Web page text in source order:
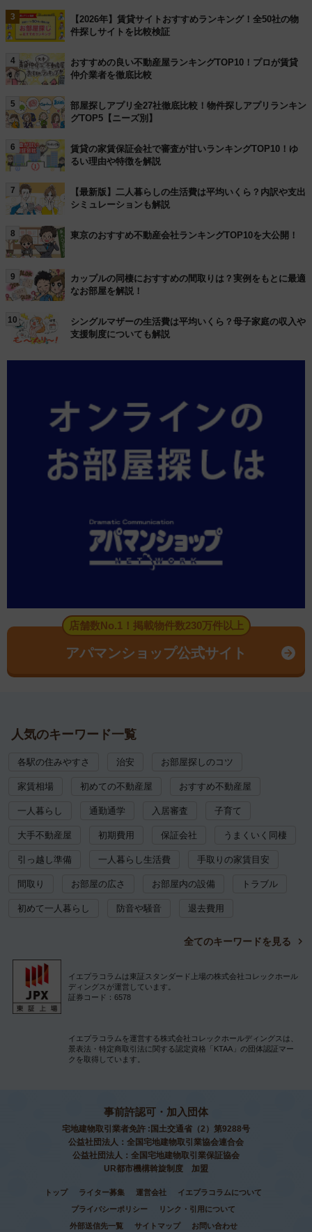
3
【2026年】賃貸サイトおすすめランキング！全50社の物
件探しサイトを比較検証
4
おすすめの良い不動産屋ランキングTOP10！プロが賃貸
仲介業者を徹底比較
5
部屋探しアプリ全27社徹底比較！物件探しアプリランキン
グTOP5【ニーズ別】
6
賃貸の家賃保証会社で審査が甘いランキングTOP10！ゆ
るい理由や特徴を解説
7
【最新版】二人暮らしの生活費は平均いくら？内訳や支出
シミュレーションも解説
8 東京のおすすめ不動産会社ランキングTOP10を大公開！
9
カップルの同棲におすすめの間取りは？実例をもとに最適
なお部屋を解説！
10
シングルマザーの生活費は平均いくら？母子家庭の収入や
支援制度についても解説
店舗数No.1！掲載物件数230万件以上
アパマンショップ公式サイト
人気のキーワード一覧
各駅の住みやすさ 治安 お部屋探しのコツ
家賃相場 初めての不動産屋 おすすめ不動産屋
一人暮らし 通勤通学 入居審査 子育て
大手不動産屋 初期費用 保証会社 うまくいく同棲
引っ越し準備 一人暮らし生活費 手取りの家賃目安
間取り お部屋の広さ お部屋内の設備 トラブル
初めて一人暮らし 防音や騒音 退去費用
全てのキーワードを見る
イエプラコラムは東証スタンダード上場の株式会社コレックホール
ディングスが運営しています。
証券コード：6578
イエプラコラムを運営する株式会社コレックホールディングスは、
景表法・特定商取引法に関する認定資格「KTAA」の団体認証マー
クを取得しています。
事前許認可・加入団体
宅地建物取引業者免許 :国土交通省（2）第9288号
公益社団法人：全国宅地建物取引業協会連合会
公益社団法人：全国宅地建物取引業保証協会
UR都市機構斡旋制度 加盟
トップ ライター募集 運営会社
イエプラコラムについて
プライバシーポリシー
リンク・引用について
外部送信先一覧
サイトマップ お問い合わせ